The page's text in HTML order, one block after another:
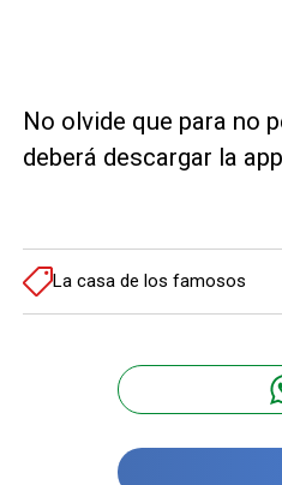
No olvide que para no
deberá descargar la
La casa de los famosos